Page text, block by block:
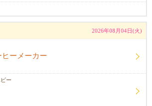
2026年08月04日(火)
ーメーカー
ー